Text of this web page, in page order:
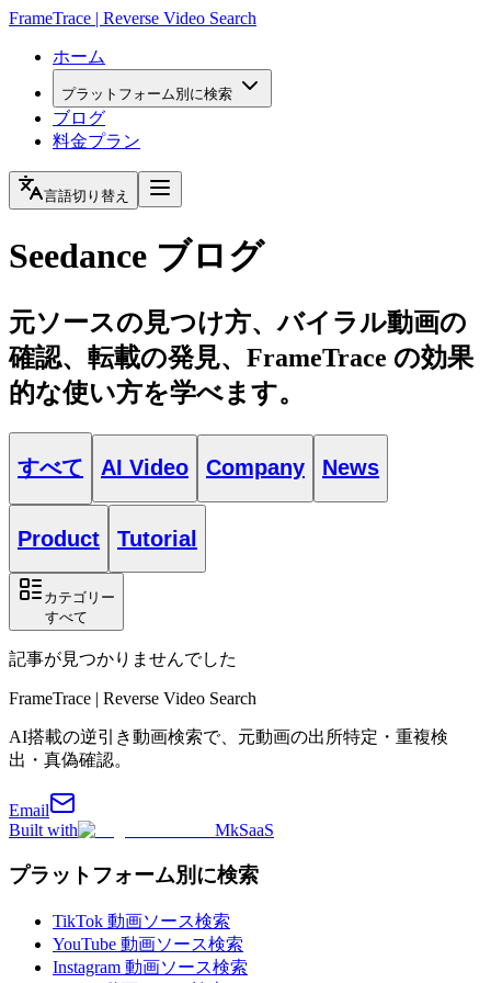
FrameTrace | Reverse Video Search
ホーム
プラットフォーム別に検索
ブログ
料金プラン
言語切り替え
Seedance ブログ
元ソースの見つけ方、バイラル動画の
確認、転載の発見、FrameTrace の効果
的な使い方を学べます。
すべて AI Video Company News
Product Tutorial
カテゴリー
すべて
記事が見つかりませんでした
FrameTrace | Reverse Video Search
AI搭載の逆引き動画検索で、元動画の出所特定・重複検
出・真偽確認。
Email
Built with
MkSaaS
プラットフォーム別に検索
TikTok 動画ソース検索
YouTube 動画ソース検索
Instagram 動画ソース検索